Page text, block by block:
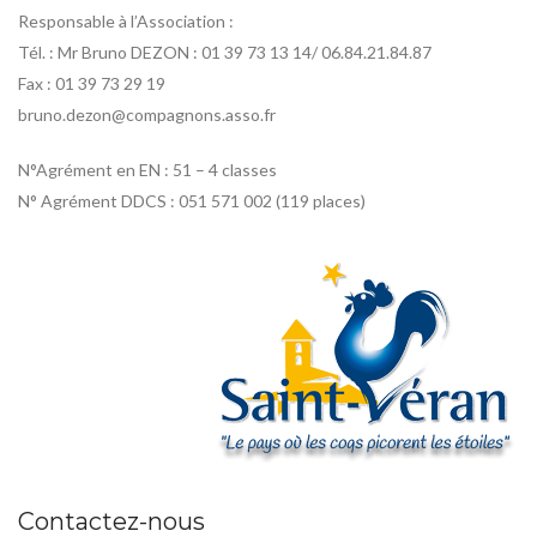
Responsable à l’Association :
Tél. : Mr Bruno DEZON : 01 39 73 13 14/ 06.84.21.84.87
Fax : 01 39 73 29 19
bruno.dezon@compagnons.asso.fr
N°Agrément en EN : 51 – 4 classes
N° Agrément DDCS : 051 571 002 (119 places)
Contactez-nous